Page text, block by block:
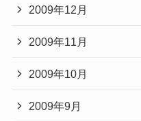
2009年12月
2009年11月
2009年10月
2009年9月